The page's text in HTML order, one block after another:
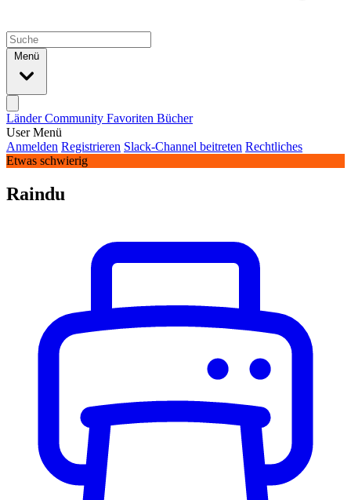
Menü
LänderCommunity Favoriten Bücher
User Menü
Anmelden Registrieren Slack-Channel beitreten Rechtliches
Etwas schwierig
Raindu